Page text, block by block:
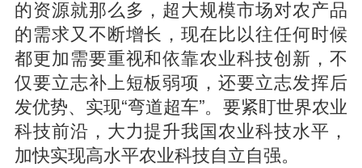
的资源就那么多，超大规模市场对农产品
的需求又不断增长，现在比以往任何时候
都更加需要重视和依靠农业科技创新，不
仅要立志补上短板弱项，还要立志发挥后
发优势、实现“弯道超车”。要紧盯世界农业
科技前沿，大力提升我国农业科技水平，
加快实现高水平农业科技自立自强。